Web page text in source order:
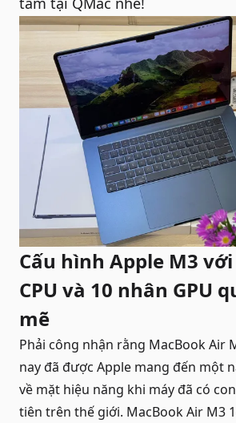
Cấu hình Apple M3
CPU và 10 nhân GPU
mẽ
Phải công nhận rằng MacBook Air
nay đã được Apple mang đến một
về mặt hiệu năng khi máy đã có
tiên trên thế giới. MacBook Air M3